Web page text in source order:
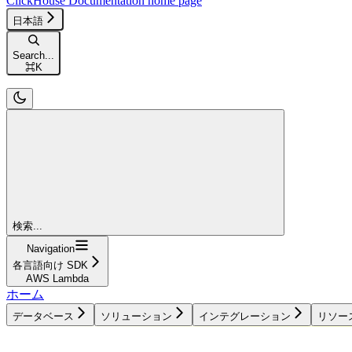
日本語
Search...
⌘K
検索...
Navigation
各言語向け SDK
AWS Lambda
ホーム
データベース ソリューション インテグレーション リソー